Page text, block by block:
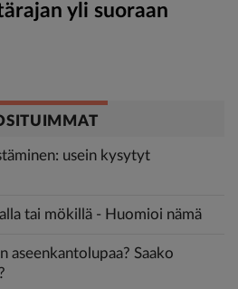
yli suoraan
usein kysytyt
tai mökillä - Huomioi nämä
aseenkantolupaa? Saako